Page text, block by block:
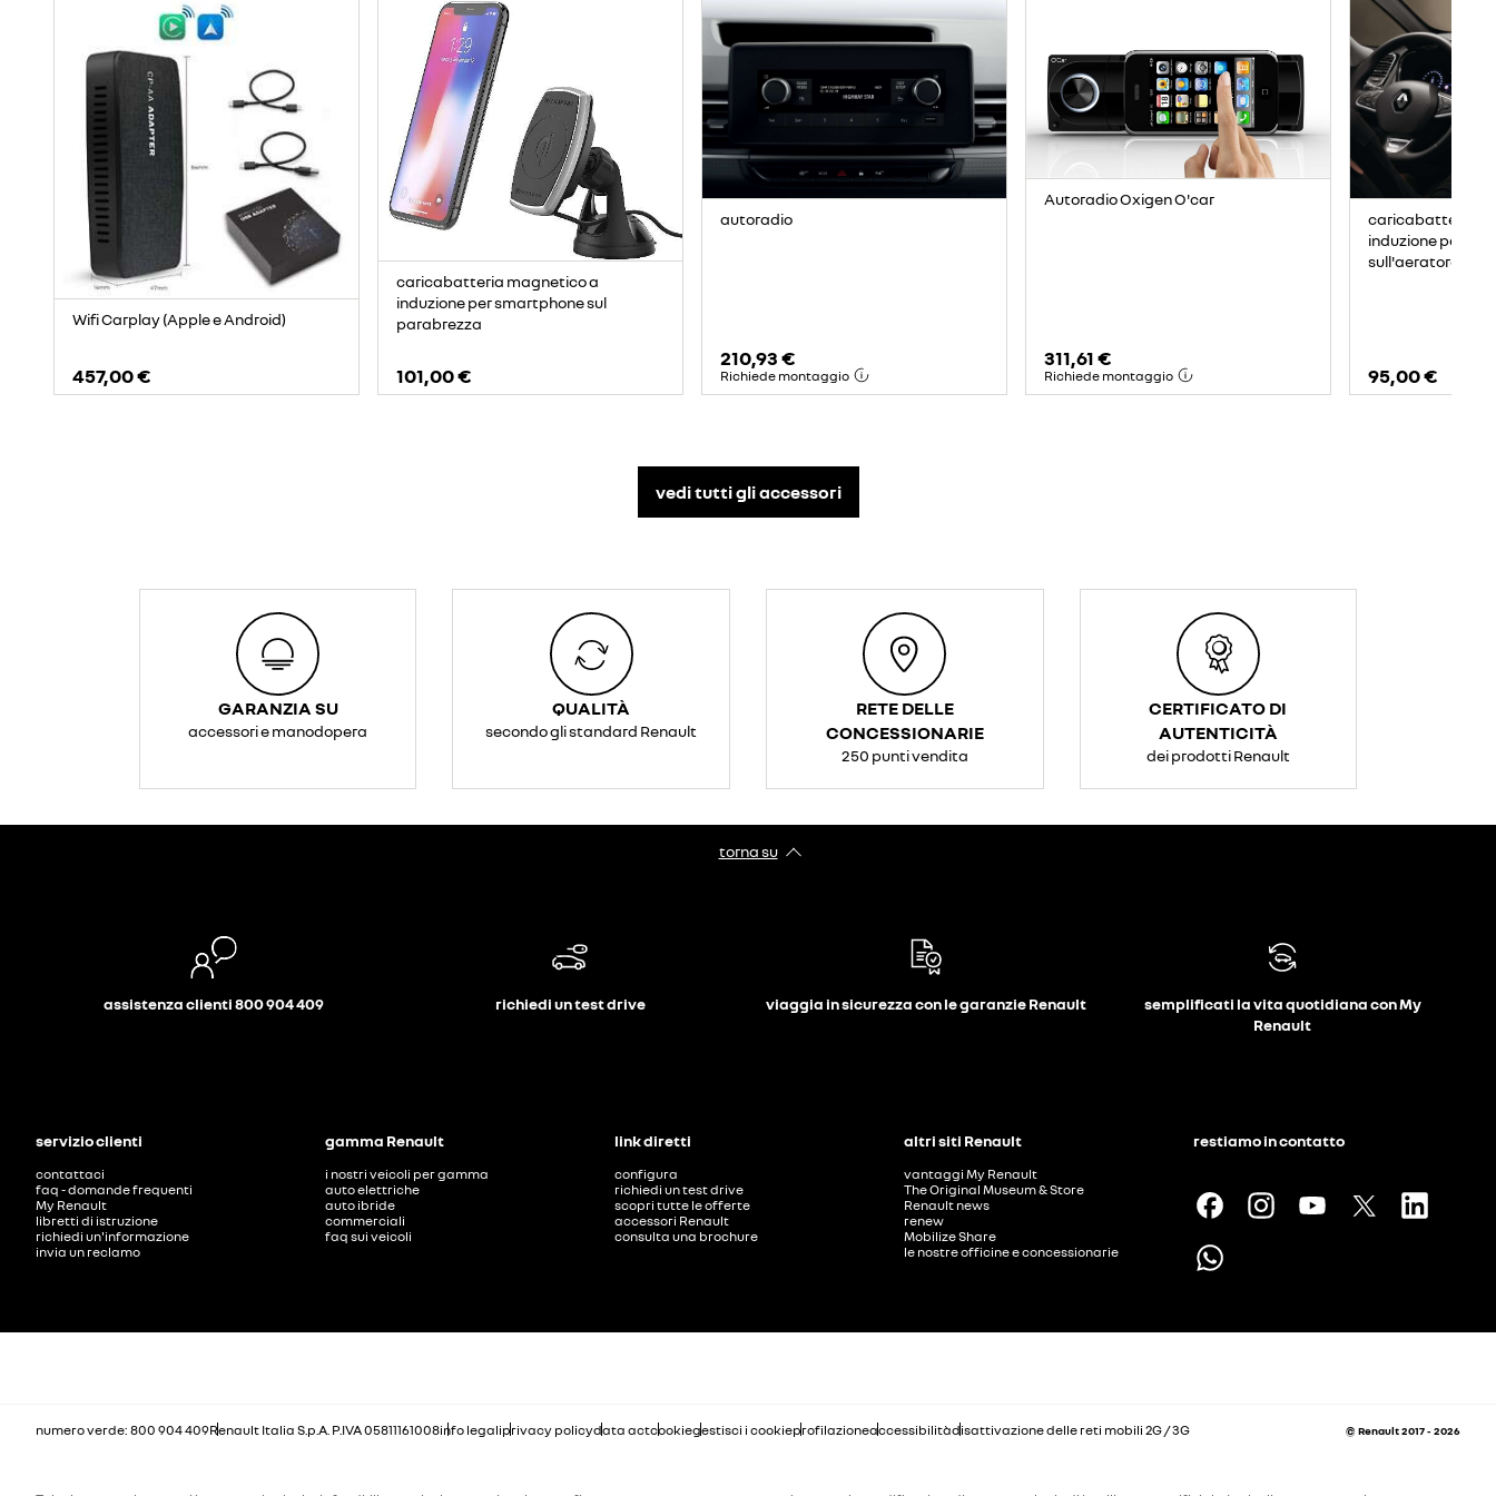
Wifi Carplay (Apple e Android)
457,00 €
caricabatteria magnetico a
induzione per smartphone sul
parabrezza
101,00 €
autoradio
210,93 €
Richiede montaggio
Autoradio Oxigen O'car
311,61 €
Richiede montaggio
caricabatteria
induzione per
sull'aeratore
95,00 €
vedi tutti gli accessori​
GARANZIA SU
accessori e manodopera
QUALITÀ
secondo gli standard Renault
RETE DELLE
CONCESSIONARIE
250 punti vendita
CERTIFICATO DI
AUTENTICITÀ
dei prodotti Renault
torna su
assistenza clienti 800 904 409 richiedi un test drive viaggia in sicurezza con le garanzie Renault
semplificati la vita quotidiana con My
Renault
servizio clienti
contattaci
faq - domande frequenti
My Renault
libretti di istruzione
richiedi un'informazione
invia un reclamo
gamma Renault
i nostri veicoli per gamma
auto elettriche
auto ibride
commerciali
faq sui veicoli
link diretti
configura
richiedi un test drive
scopri tutte le offerte
accessori Renault
consulta una brochure
altri siti Renault
vantaggi My Renault
The Original Museum & Store
Renault news
renew
Mobilize Share
le nostre officine e concessionarie
restiamo in contatto
numero verde: 800 904 409Renault Italia S.p.A. P.IVA 05811161008info legaliprivacy policydata actcookiegestisci i cookieprofilazioneaccessibilitàdisattivazione delle reti mobili 2G / 3G © Renault 2017 - 2026